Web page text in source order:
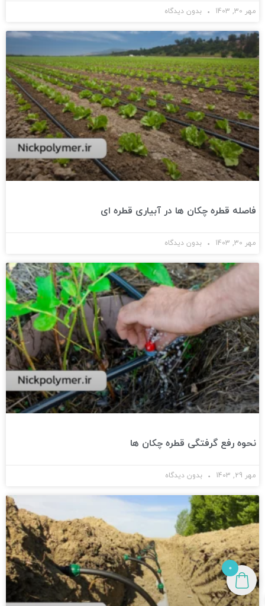
مهر 30, 1403 بدون دیدگاه
فاصله قطره چکان ها در آبیاری قطره ای
مهر 30, 1403 بدون دیدگاه
نحوه رفع گرفتگی قطره چکان ها
مهر 29, 1403 بدون دیدگاه
0